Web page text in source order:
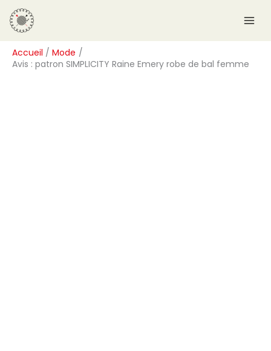
Aller
au
contenu
Accueil
Mode
Avis : patron SIMPLICITY Raine Emery robe de bal femme
R
e
c
h